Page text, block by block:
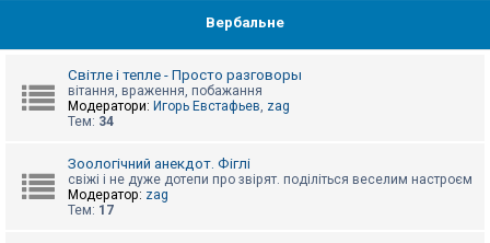
Вербальне
Світле і тепле - Просто разговоры
вітання, враження, побажання
Модератори: Игорь Евстафьев, zag
Тем: 34
Зоологічний анекдот. Фіглі
свіжі і не дуже дотепи про звірят. поділіться веселим настроєм
Модератор: zag
Тем: 17